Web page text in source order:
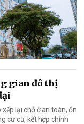
gian đô thị
xếp lại chỗ ở an toàn, ổn
cư cũ, kết hợp chỉnh